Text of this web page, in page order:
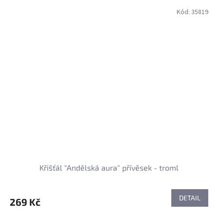
Křišťál "Andělská aura" přívěsek - troml
269 Kč DETAIL
Kód: 35819